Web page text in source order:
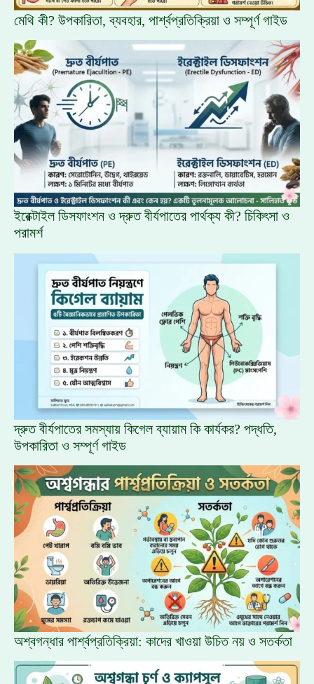
মেথি কী? উপকারিতা, ব্যবহার, পার্শ্বপ্রতিক্রিয়া ও সম্পূর্ণ গাইড
ইরেক্টাইল ডিসফাংশন ও দ্রুত বীর্যপাতের পার্থক্য কী? চিকিৎসা ও
পরামর্শ
দ্রুত বীর্যপাতের সমস্যায় কিগেল ব্যায়াম কি কার্যকর? পদ্ধতি,
উপকারিতা ও সম্পূর্ণ গাইড
অশ্বগন্ধার পার্শ্বপ্রতিক্রিয়া: কাদের খাওয়া উচিত নয় ও সতর্কতা